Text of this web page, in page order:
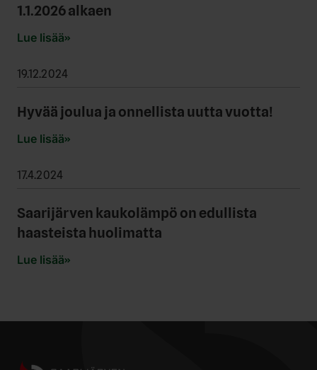
1.1.2026 alkaen
Lue lisää
19.12.2024
Hyvää joulua ja onnellista uutta vuotta!
Lue lisää
17.4.2024
Saarijärven kaukolämpö on edullista
haasteista huolimatta
Lue lisää